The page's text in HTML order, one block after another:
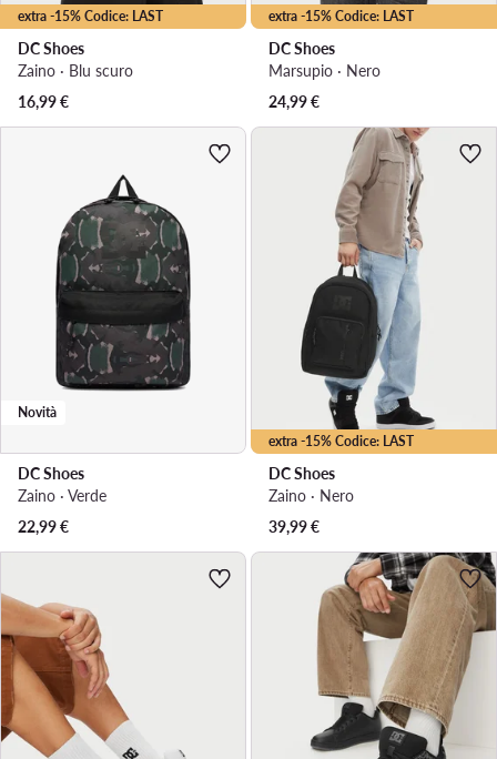
extra -15% Codice: LAST
DC Shoes
Zaino · Blu scuro
16,99€
extra -15% Codice: LAST
DC Shoes
Marsupio · Nero
24,99€
Novità
DC Shoes
Zaino · Verde
22,99€
extra -15% Codice: LAST
DC Shoes
Zaino · Nero
39,99€